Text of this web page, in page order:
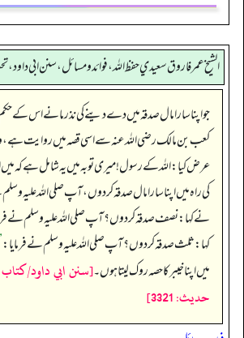
الشيخ عمر فاروق سعيدي حفظ الله، فوائد و مسائل، سنن ابي داود ،
جو اپنا سارا مال صدقہ میں دے دینے کی نذر مانے اس کے
کعب بن مالک رضی اللہ عنہ سے اسی قصہ میں روایت ہے،
عرض کیا: اللہ کے رسول! میری توبہ میں یہ شامل ہے کہ
کی راہ میں اپنا سارا مال صدقہ کر دوں، آپ صلی اللہ علیہ
نے کہا: نصف صدقہ کر دوں؟ آپ صلی اللہ علیہ وسلم نے
کہا: ثلث صدقہ کر دوں؟ آپ صلی اللہ علیہ وسلم نے فرمایا:
میں اپنا خیبر کا حصہ روک لیتا ہوں۔[سنن ابي داود/كتاب
حدیث: 3321]